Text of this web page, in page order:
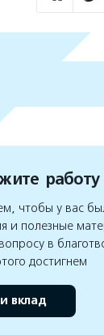
чтобы у вас
и полезные
в
достигнем
вклад